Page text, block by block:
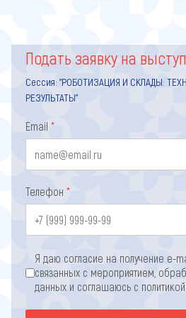
Подать заявку на
Сессия: "РОБОТИЗАЦИЯ И СКЛАДЫ:
РЕЗУЛЬТАТЫ"
Email *
Телефон *
Согласие с обработкой
Я даю согласие на получение e-
связанных с мероприятием,
данных и соглашаюсь с